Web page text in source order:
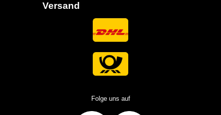
Versand
Folge uns auf